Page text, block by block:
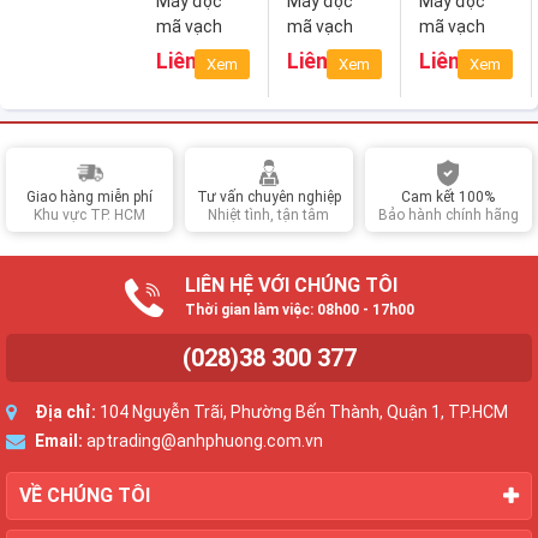
mã vạch
Zebra
LS2208
Liên hệ
Xem
mã vạch
Zebra
DS4308-
Liên hệ
Xem
mã vạch
Zebra
DS9208
Liên hệ
Xem
Giao hàng miễn phí
Khu vực TP. HCM
Tư vấn chuyên nghiệp
Nhiệt tình, tận tâm
Cam kết 100%
Bảo hành chính hãng
LIÊN HỆ VỚI CHÚNG TÔI
Thời gian làm việc: 08h00 - 17h00
(028)38 300 377
Địa chỉ: 104 Nguyễn Trãi, Phường Bến Thành, Quận 1, TP.HCM
Email: aptrading@anhphuong.com.vn
VỀ CHÚNG TÔI